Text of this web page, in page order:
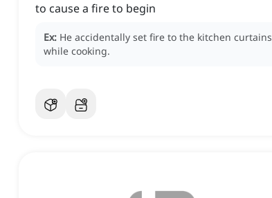
to cause a fire to begin
Ex: He accidentally set fire to the kitchen curtains
while cooking.